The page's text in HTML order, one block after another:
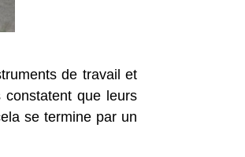
de travail et
constatent que leurs
se termine par un